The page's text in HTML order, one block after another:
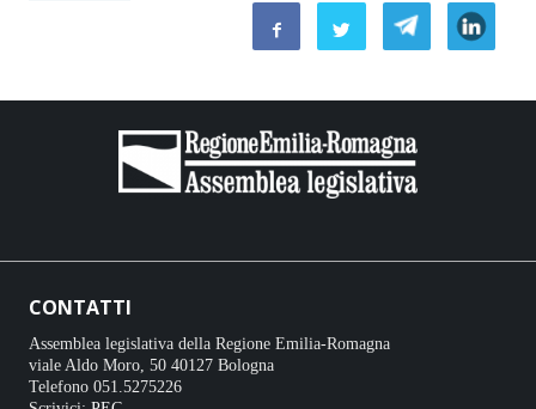
CONTATTI
Assemblea legislativa della Regione Emilia-Romagna
viale Aldo Moro, 50 40127 Bologna
Telefono 051.5275226